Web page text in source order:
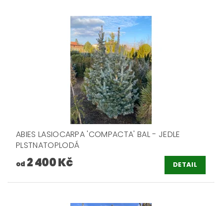
ABIES LASIOCARPA 'COMPACTA' BAL - JEDLE
PLSTNATOPLODÁ
od 2 400 Kč DETAIL